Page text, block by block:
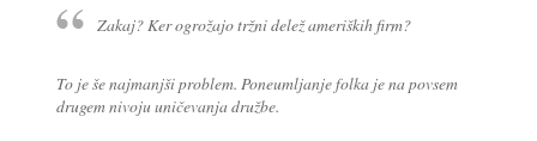
Zakaj? Ker ogrožajo tržni delež ameriških firm?
To je še najmanjši problem. Poneumljanje folka je na povsem
drugem nivoju uničevanja družbe.